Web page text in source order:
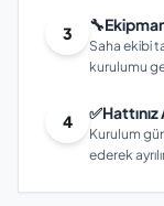
3 🔧
Saha ekibi
kurulumu
4 ✅
Kurulum
ederek